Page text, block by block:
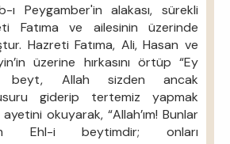
ı Peygamber'in alakası, sürekli
Fatıma ve ailesinin üzerinde
Hazreti Fatıma, Ali, Hasan ve
üzerine hırkasını örtüp “Ey
beyt, Allah sizden ancak
giderip tertemiz yapmak
okuyarak, “Allah’ım! Bunlar
Ehl-i beytimdir; onları